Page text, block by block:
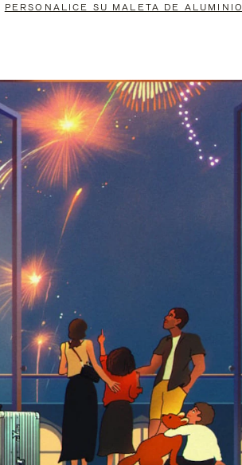
PERSONALICE SU MALETA DE ALUMINIO